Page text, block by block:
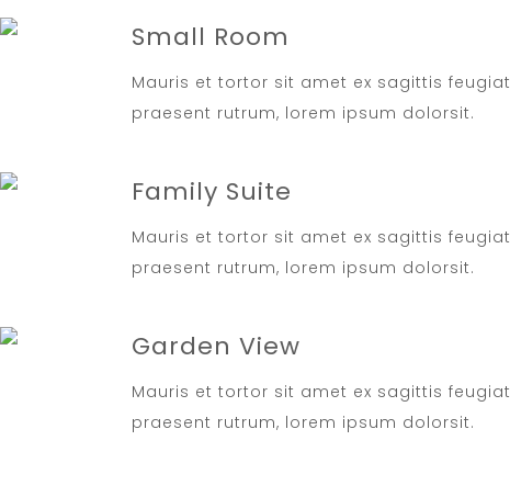
Small Room
Mauris et tortor sit amet ex sagittis feugiat
praesent rutrum, lorem ipsum dolorsit.
Family Suite
Mauris et tortor sit amet ex sagittis feugiat
praesent rutrum, lorem ipsum dolorsit.
Garden View
Mauris et tortor sit amet ex sagittis feugiat
praesent rutrum, lorem ipsum dolorsit.